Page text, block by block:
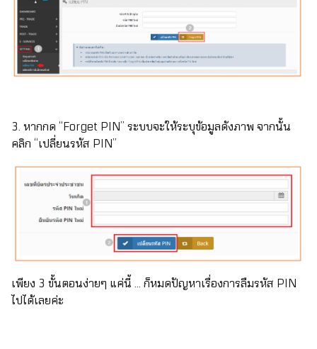
3. หากกด “Forget PIN” ระบบจะให้ระบุข้อมูลดังภาพ จากนั้น
คลิก “เปลี่ยนรหัส PIN”
เพียง 3 ขั้นตอนง่ายๆ แค่นี้ … ก็หมดปัญหาเรื่องการลืมรหัส PIN
ไปได้เลยค่ะ